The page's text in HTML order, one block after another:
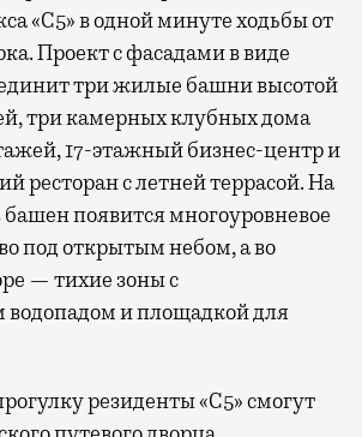
«С5»в одной минуте ходьбы от
Проект с фасадами в виде
три жилые башни высотой
три камерных клубных дома
17-этажный бизнес-центр и
ресторан с летней террасой. На
появится многоуровневое
под открытым небом, а во
— тихие зоны с
водопадом и площадкой для
резиденты «С5» смогут